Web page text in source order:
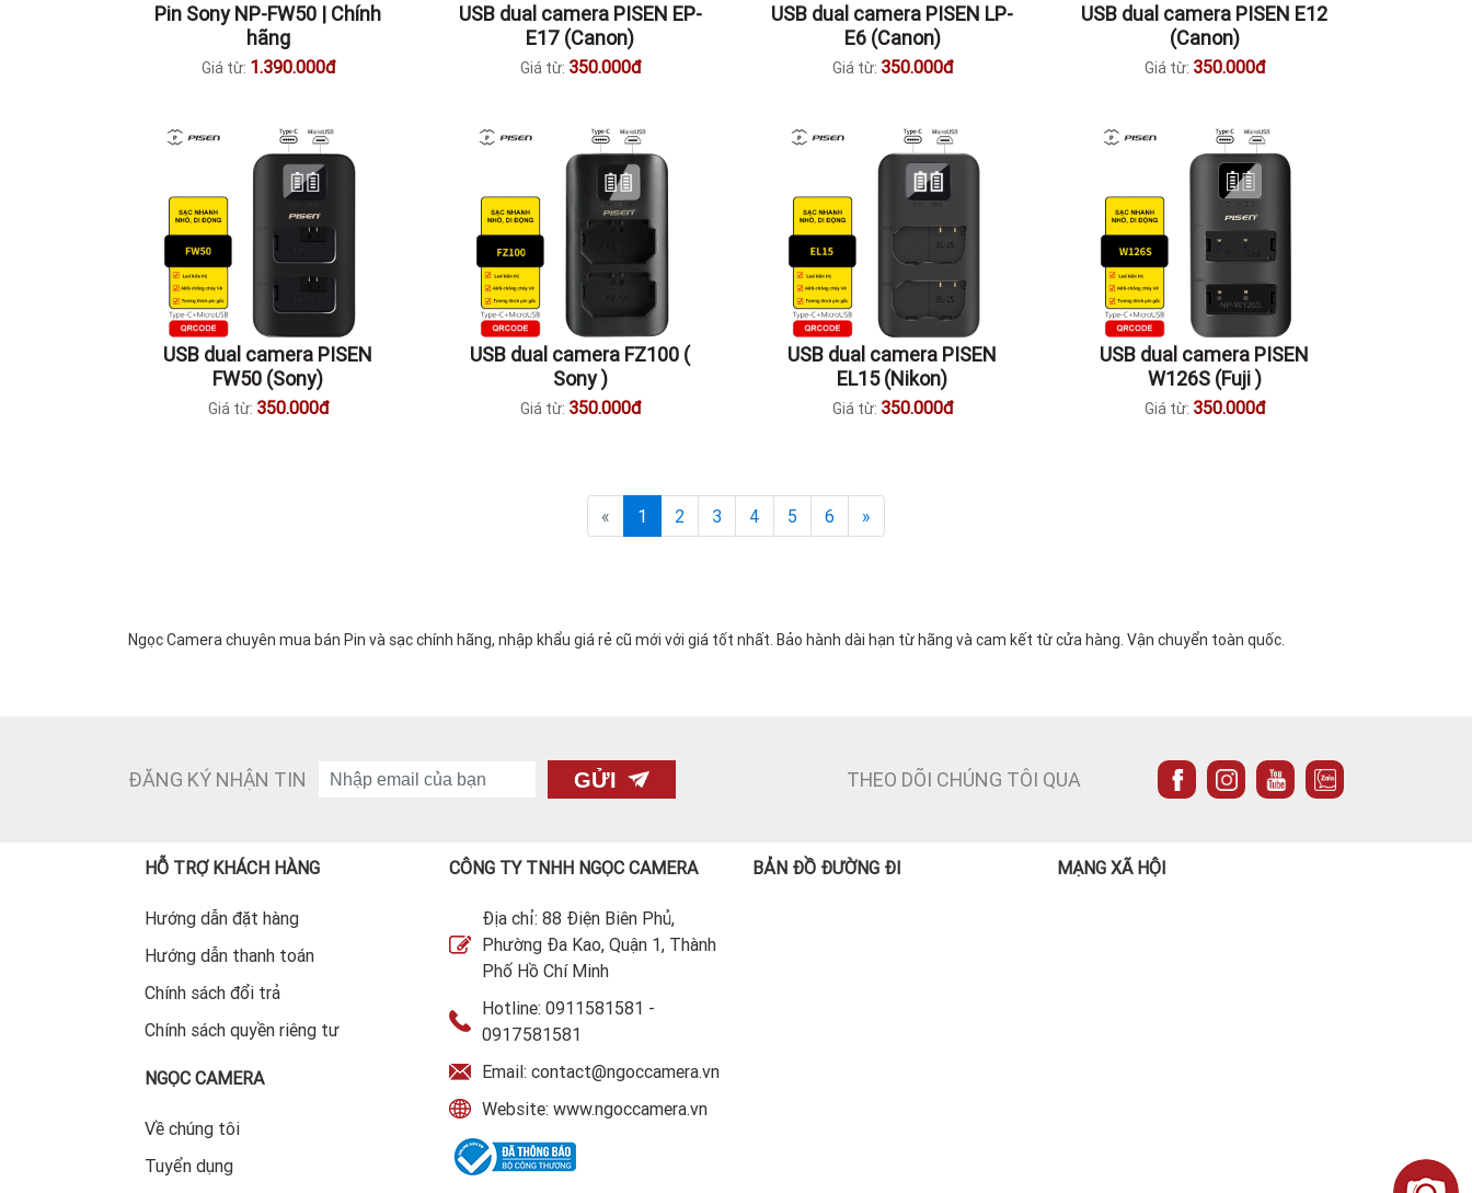
Pin Sony NP-FW50 | Chính
hãng
Giá từ: 1.390.000đ
USB dual camera PISEN EP-
E17 (Canon)
Giá từ: 350.000đ
USB dual camera PISEN LP-
E6 (Canon)
Giá từ: 350.000đ
USB dual camera PISEN E12
(Canon)
Giá từ: 350.000đ
USB dual camera PISEN
FW50 (Sony)
Giá từ: 350.000đ
USB dual camera FZ100 (
Sony )
Giá từ: 350.000đ
USB dual camera PISEN
EL15 (Nikon)
Giá từ: 350.000đ
USB dual camera PISEN
W126S (Fuji )
Giá từ: 350.000đ
« 1 2 3 4 5 6 »
Ngọc Camera chuyên mua bán Pin và sạc chính hãng, nhập khẩu giá rẻ cũ mới với giá tốt nhất. Bảo hành dài hạn từ hãng và cam kết từ cửa hàng. Vận chuyển toàn quốc.
ĐĂNG KÝ NHẬN TIN GỬI THEO DÕI CHÚNG TÔI QUA
HỖ TRỢ KHÁCH HÀNG
Hướng dẫn đặt hàng
Hướng dẫn thanh toán
Chính sách đổi trả
Chính sách quyền riêng tư
NGỌC CAMERA
Về chúng tôi
Tuyển dụng
CÔNG TY TNHH NGỌC CAMERA
Địa chỉ: 88 Điện Biên Phủ,
Phường Đa Kao, Quận 1, Thành
Phố Hồ Chí Minh
Hotline: 0911581581 -
0917581581
Email: contact@ngoccamera.vn
Website: www.ngoccamera.vn
BẢN ĐỒ ĐƯỜNG ĐI MẠNG XÃ HỘI